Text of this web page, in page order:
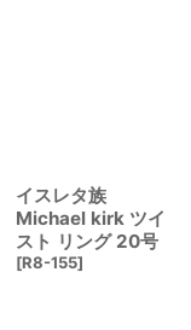
イスレタ族
Michael kirk ツイ
スト リング 20号
[R8-155]